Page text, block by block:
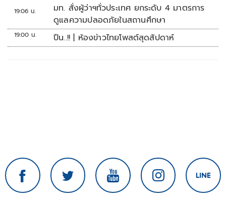
19:06 น.
มท. สั่งผู้ว่าฯทั่วประเทศ ยกระดับ 4 มาตรการ
ดูแลความปลอดภัยในสถานศึกษา
19:00 น. ปืน..!! | ห้องข่าวไทยโพสต์สุดสัปดาห์